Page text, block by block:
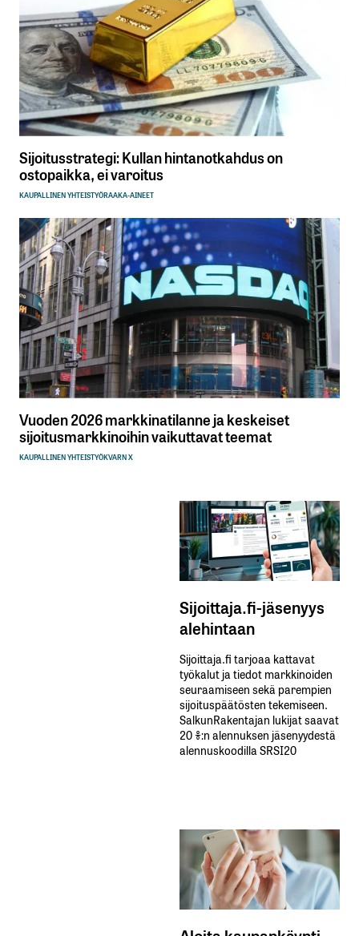
Sijoitusstrategi: Kullan hintanotkahdus on
ostopaikka, ei varoitus
KAUPALLINEN YHTEISTYÖRAAKA-AINEET
Vuoden 2026 markkinatilanne ja keskeiset
sijoitusmarkkinoihin vaikuttavat teemat
KAUPALLINEN YHTEISTYÖKVARN X
Sijoittaja.fi-jäsenyys
alehintaan
Sijoittaja.fi tarjoaa kattavat
työkalut ja tiedot markkinoiden
seuraamiseen sekä parempien
sijoituspäätösten tekemiseen.
SalkunRakentajan lukijat saavat
20 %:n alennuksen jäsenyydestä
alennuskoodilla SRSI20